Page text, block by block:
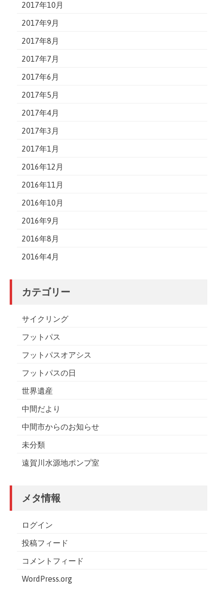
2017年10月
2017年9月
2017年8月
2017年7月
2017年6月
2017年5月
2017年4月
2017年3月
2017年1月
2016年12月
2016年11月
2016年10月
2016年9月
2016年8月
2016年4月
カテゴリー
サイクリング
フットパス
フットパスオアシス
フットパスの日
世界遺産
中間だより
中間市からのお知らせ
未分類
遠賀川水源地ポンプ室
メタ情報
ログイン
投稿フィード
コメントフィード
WordPress.org